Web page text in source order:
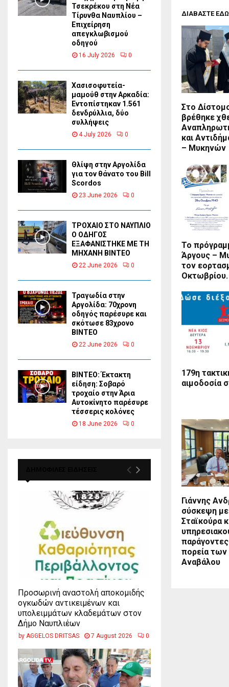
ΔΙΑΒΑΣΤΕ ΕΔΩ
Στο
βρέθηκε
και
– Μυκηνών
Το
Άργους –
τον
Οκτωβρίου.
179η
αιμοδοσία
Γιάννης
σύσκεψη
Σταϊκούρα
παράγοντες
πορεία
Αναβάλου
Τσεκρέκου στη Νέα
Τίρυνθα Ναυπλίου –
Επιχείρηση
απεγκλωβισμού
οδηγού
16 July 2026 0
Χασισοφυτεία-
μαμούθ στην Αρκαδία:
Εντοπίστηκαν 1.561
δενδρύλλια, δύο
συλλήψεις
4 July 2026 0
Θλίψη στην Αργολίδα
για τον θάνατο του Bill
Scordos
23 June 2026 0
ΤΡΟΧΑΙΟ ΣΤΟ ΝΑΥΠΛΙΟ
Ο ΟΔΗΓΟΣ
ΕΞΑΦΑΝΙΣΤΗΚΕ ΜΕ ΤΗ
ΜΗΧΑΝΗ ΒΙΝΤΕΟ
22 June 2026 0
Τραγωδία στην
Αργολίδα: 70χρονη
οδηγός παρέσυρε και
σκότωσε 83χρονο
ΒΙΝΤΕΟ
22 June 2026 0
ΒΙΝΤΕΟ: Έκτακτη
είδηση: Σοβαρό
τροχαίο στην Άρια
Αυτοκίνητο παρέσυρε
τέσσερις κολόνες
18 June 2026 0
Προσωρινή αναστολή αποκομιδής
ογκωδών αντικειμένων και
υπολειμμάτων κλαδεμάτων στον
Δήμο Ναυπλιέων
by AGGELOS DRITSAS 7 August 2026 0